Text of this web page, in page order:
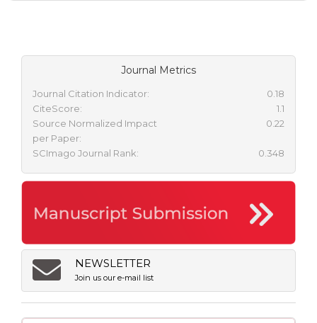
Journal Metrics
Journal Citation Indicator:
0.18
CiteScore:
1.1
Source Normalized Impact
per Paper:
0.22
SCImago Journal Rank: 0.348
NEWSLETTER
Join us our e-mail list